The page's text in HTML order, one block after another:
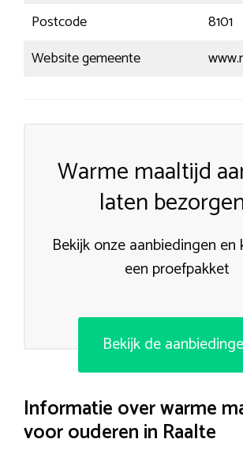
Postcode
8101
Website gemeente
Warme maaltijd
laten
Bekijk onze aanbiedingen
een proefpakket
Bekijk de
Informatie over warme
voor ouderen in Raalte